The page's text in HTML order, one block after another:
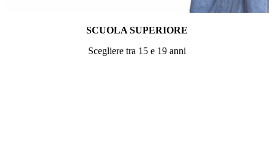
SCUOLA SUPERIORE
Scegliere tra 15 e 19 anni